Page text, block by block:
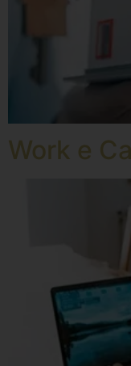
Work e